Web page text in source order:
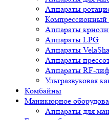
Аппараты
Компрессионный
Аппараты
Аппараты LPG
Аппараты
Аппараты
Аппараты RF-
Ультразвуковая
Комбайны
Маникюрное
Аппараты для